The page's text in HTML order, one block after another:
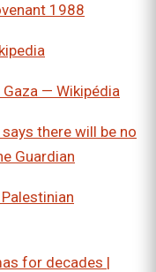
1988
— Wikipédia
there will be no
Guardian
for decades |